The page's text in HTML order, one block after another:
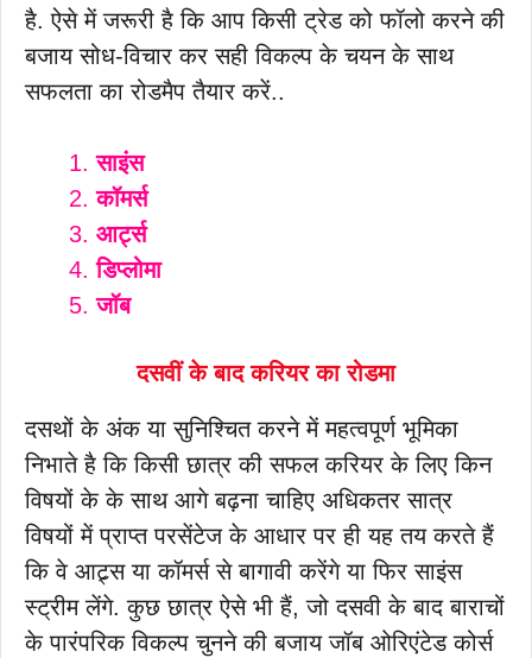
है. ऐसे में जरूरी है कि आप किसी ट्रेड को फॉलो करने की
बजाय सोध-विचार कर सही विकल्प के चयन के साथ
सफलता का रोडमैप तैयार करें..
साइंस
कॉमर्स
आर्ट्स
डिप्लोमा
जॉब
दसवीं के बाद करियर का रोडमा
दसथों के अंक या सुनिश्चित करने में महत्वपूर्ण भूमिका
निभाते है कि किसी छात्र की सफल करियर के लिए किन
विषयों के के साथ आगे बढ़ना चाहिए अधिकतर सात्र
विषयों में प्राप्त परसेंटेज के आधार पर ही यह तय करते हैं
कि वे आट्र्स या कॉमर्स से बागावी करेंगे या फिर साइंस
स्ट्रीम लेंगे. कुछ छात्र ऐसे भी हैं, जो दसवी के बाद बाराचों
के पारंपरिक विकल्प चुनने की बजाय जॉब ओरिएंटेड कोर्स